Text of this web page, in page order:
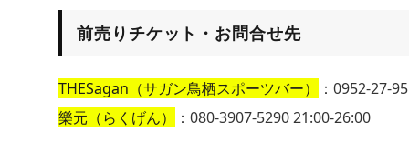
前売りチケット・お問合せ先
THESagan（サガン鳥栖スポーツバー）
：0952-27-
樂元（らくげん）
：080-3907-5290 21:00-26:00